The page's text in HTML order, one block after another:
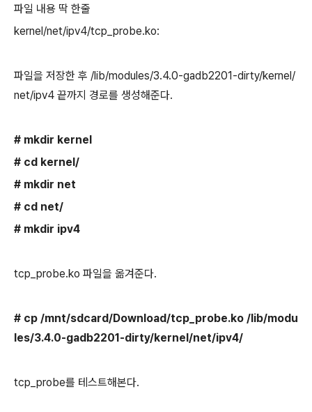
파일 내용 딱 한줄
kernel/net/ipv4/tcp_probe.ko:
파일을 저장한 후 /lib/modules/3.4.0-gadb2201-dirty/kernel/
net/ipv4 끝까지 경로를 생성해준다.
# mkdir kernel
# cd kernel/
# mkdir net
# cd net/
# mkdir ipv4
tcp_probe.ko 파일을 옮겨준다.
# cp /mnt/sdcard/Download/tcp_probe.ko /lib/modu
les/3.4.0-gadb2201-dirty/kernel/net/ipv4/
tcp_probe를 테스트해본다.